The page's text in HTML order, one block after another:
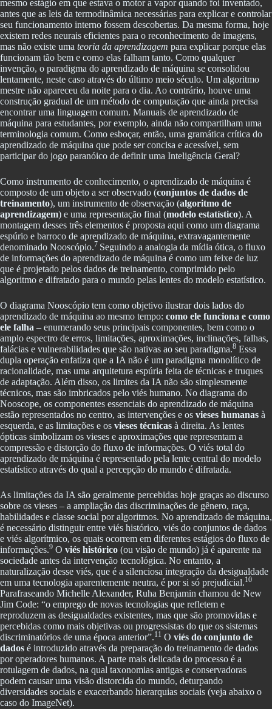
mesmo estágio em que estava o motor a vapor quando foi inventado,
antes que as leis da termodinâmica necessárias para explicar e controlar
seu funcionamento interno fossem descobertas. Da mesma forma, hoje
existem redes neurais eficientes para o reconhecimento de imagens,
mas não existe uma teoria da aprendizagem para explicar porque elas
funcionam tão bem e como elas falham tanto. Como qualquer
invenção, o paradigma do aprendizado de máquina se consolidou
lentamente, neste caso através do último meio século. Um algoritmo
mestre não apareceu da noite para o dia. Ao contrário, houve uma
construção gradual de um método de computação que ainda precisa
encontrar uma linguagem comum. Manuais de aprendizado de
máquina para estudantes, por exemplo, ainda não compartilham uma
terminologia comum. Como esboçar, então, uma gramática crítica do
aprendizado de máquina que pode ser concisa e acessível, sem
participar do jogo paranóico de definir uma Inteligência Geral?
Como instrumento de conhecimento, o aprendizado de máquina é
composto de um objeto a ser observado (conjuntos de dados de
treinamento), um instrumento de observação (algoritmo de
aprendizagem) e uma representação final (modelo estatístico). A
montagem desses três elementos é proposta aqui como um diagrama
espúrio e barroco de aprendizado de máquina, extravagantemente
denominado Nooscópio.7 Seguindo a analogia da mídia ótica, o fluxo
de informações do aprendizado de máquina é como um feixe de luz
que é projetado pelos dados de treinamento, comprimido pelo
algoritmo e difratado para o mundo pelas lentes do modelo estatístico.
O diagrama Nooscópio tem como objetivo ilustrar dois lados do
aprendizado de máquina ao mesmo tempo: como ele funciona e como
ele falha – enumerando seus principais componentes, bem como o
amplo espectro de erros, limitações, aproximações, inclinações, falhas,
falácias e vulnerabilidades que são nativas ao seu paradigma.8 Essa
dupla operação enfatiza que a IA não é um paradigma monolítico de
racionalidade, mas uma arquitetura espúria feita de técnicas e truques
de adaptação. Além disso, os limites da IA não são simplesmente
técnicos, mas são imbricados pelo viés humano. No diagrama do
Nooscope, os componentes essenciais do aprendizado de máquina
estão representados no centro, as intervenções e os vieses humanas à
esquerda, e as limitações e os vieses técnicas à direita. As lentes
ópticas simbolizam os vieses e aproximações que representam a
compressão e distorção do fluxo de informações. O viés total do
aprendizado de máquina é representado pela lente central do modelo
estatístico através do qual a percepção do mundo é difratada.
As limitações da IA são geralmente percebidas hoje graças ao discurso
sobre os vieses – a ampliação das discriminações de gênero, raça,
habilidades e classe social por algoritmos. No aprendizado de máquina,
é necessário distinguir entre viés histórico, viés do conjuntos de dados
e viés algorítmico, os quais ocorrem em diferentes estágios do fluxo de
informações.9 O viés histórico (ou visão de mundo) já é aparente na
sociedade antes da intervenção tecnológica. No entanto, a
naturalização desse viés, que é a silenciosa integração da desigualdade
em uma tecnologia aparentemente neutra, é por si só prejudicial.10
Parafraseando Michelle Alexander, Ruha Benjamin chamou de New
Jim Code: “o emprego de novas tecnologias que refletem e
reproduzem as desigualdades existentes, mas que são promovidas e
percebidas como mais objetivas ou progressistas do que os sistemas
discriminatórios de uma época anterior”.11 O viés do conjunto de
dados é introduzido através da preparação do treinamento de dados
por operadores humanos. A parte mais delicada do processo é a
rotulagem de dados, na qual taxonomias antigas e conservadoras
podem causar uma visão distorcida do mundo, deturpando
diversidades sociais e exacerbando hierarquias sociais (veja abaixo o
caso do ImageNet).